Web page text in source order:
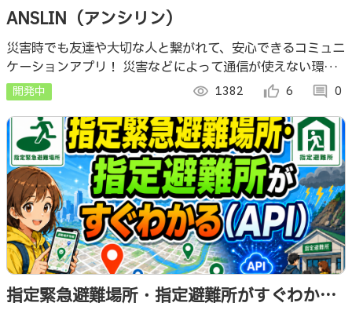
ANSLIN（アンシリン）
災害時でも友達や大切な人と繋がれて、安心できるコミュニ
ケーションアプリ！ 災害などによって通信が使えない環境
でもBluetooth通信で安否確認をはじめとした多様な“人と
のつながり”を可能にします！
開発中 visibility 1382 thumb_up_alt 6 comment 0
指定緊急避難場所・指定避難所がすぐわかる